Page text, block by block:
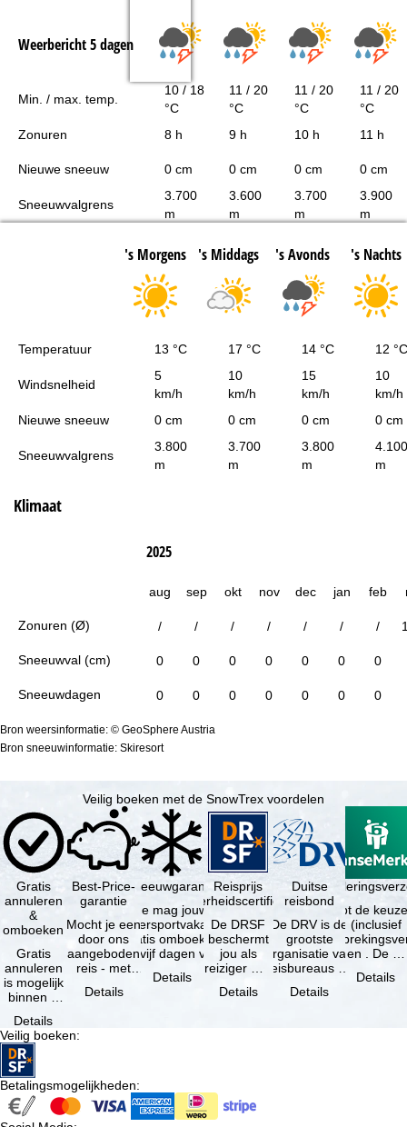
Weerbericht 5 dagen
Min. / max. temp.
10 / 18
°C
11 / 20
°C
11 / 20
°C
11 / 20
°C
Zonuren
8 h 9 h 10 h 11 h
Nieuwe sneeuw 0 cm 0 cm 0 cm 0 cm
Sneeuwvalgrens
3.700
m
3.600
m
3.700
m
3.900
m
's Morgens 's Middags 's Avonds 's Nachts
Temperatuur 13 °C 17 °C 14 °C 12 °C
Windsnelheid
5
km/h
10
km/h
15
km/h
10
km/h
Nieuwe sneeuw
0 cm 0 cm 0 cm 0 cm
Sneeuwvalgrens
3.800
m
3.700
m
3.800
m
4.100
m
Klimaat
Zonuren (Ø)
Sneeuwval (cm)
Sneeuwdagen
2025
aug sep okt nov dec jan feb
/ / / / / / /
0 0 0 0 0 0 0
0 0 0 0 0 0 0
Bron weersinformatie: © GeoSphere Austria
Bron sneeuwinformatie: Skiresort
Veilig boeken met de SnowTrex voordelen
Gratis
annuleren
&
omboeken
Gratis
annuleren
is mogelijk
binnen 5
de
boeking,
als jouw
vakantie …
Details
Best-Price-
garantie
Mocht je een
door ons
aangeboden
reis - met
beschikbaarheid
Details
Sneeuwgarantie
Je mag jouw
wintersportvakantie
gratis omboeken
als vijf dagen voor
Details
Reisprijs
zekerheidscertificaat
De DRSF
beschermt
jou als
reiziger met
pakketreis
Details
Duitse
reisbond
De DRV is de
grootste
organisatie van
reisbureaus en
in Duitsland. …
Details
Je hebt de
(inclusief
en . De …
Details
Veilig boeken:
Betalingsmogelijkheden: